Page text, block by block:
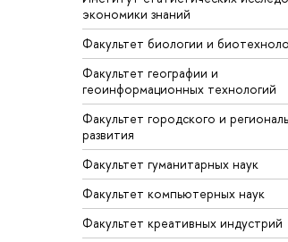
экономики знаний
Факультет биологии и
Факультет географии и
геоинформационных технологий
Факультет городского и
развития
Факультет гуманитарных наук
Факультет компьютерных наук
Факультет креативных индустрий